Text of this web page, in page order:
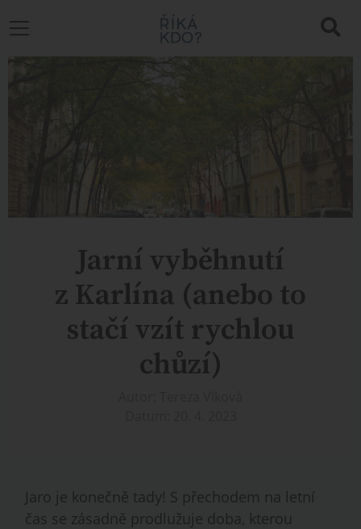
Jarní vyběhnutí
z Karlína (anebo to
stačí vzít rychlou
chůzí)
Jaro je konečně tady! S přechodem na letní
čas se zásadně prodlužuje doba, kterou